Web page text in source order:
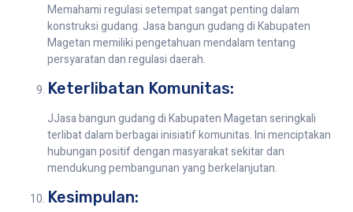
Memahami regulasi setempat sangat penting dalam
konstruksi gudang. Jasa bangun gudang di Kabupaten
Magetan memiliki pengetahuan mendalam tentang
persyaratan dan regulasi daerah.
Keterlibatan Komunitas:
JJasa bangun gudang di Kabupaten Magetan seringkali
terlibat dalam berbagai inisiatif komunitas. Ini menciptakan
hubungan positif dengan masyarakat sekitar dan
mendukung pembangunan yang berkelanjutan.
Kesimpulan: